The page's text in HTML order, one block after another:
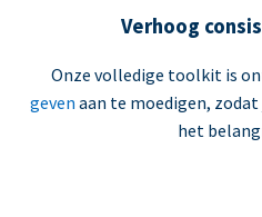
Verhoog
Onze volledige toolkit is
geven aan te moedigen,
het